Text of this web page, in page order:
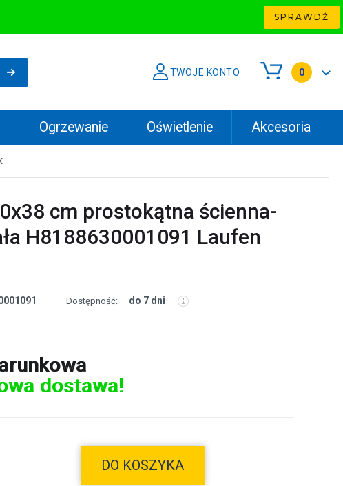
SPRAWDŹ
TWOJE KONTO 0
Ogrzewanie Oświetlenie Akcesoria
cm prostokątna ścienna-
H8188630001091 Laufen
Dostępność: do 7 dni
dostawa!
DO KOSZYKA